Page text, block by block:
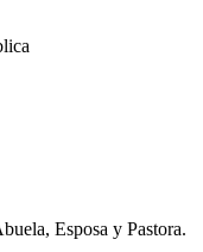
Esposa y Pastora.